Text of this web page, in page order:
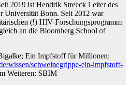
2019 ist Hendrik Streeck Leiter des
Universität Bonn. Seit 2012 war
(!) HIV-Forschungsprogramm
an die Bloomberg School of
Ein Impfstoff für Millionen;
wissen/schweinegrippe-ein-impfstoff-
Weiteren: SBIM